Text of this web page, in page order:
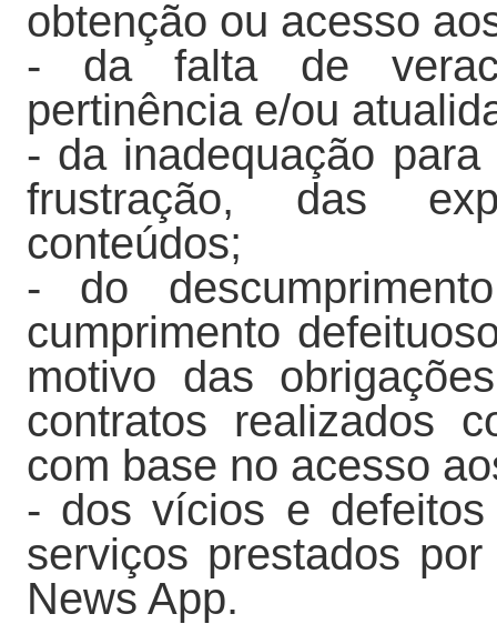
obtenção ou acesso
- da falta de
pertinência e/ou
- da inadequação
frustração, das
conteúdos;
- do
cumprimento
motivo das
contratos realizados
com base no acesso
- dos vícios e
serviços prestados
News App.